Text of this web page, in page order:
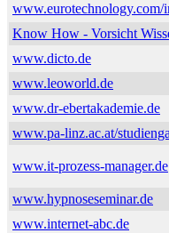
www.eurotechnology.com/
Know How - Vorsicht
www.dicto.de
www.leoworld.de
www.dr-ebertakademie.de
www.pa-linz.ac.at/
www.it-prozess-manager.de
www.hypnoseseminar.de
www.internet-abc.de